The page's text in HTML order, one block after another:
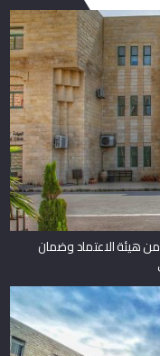
هيئة الاعتماد وضمان